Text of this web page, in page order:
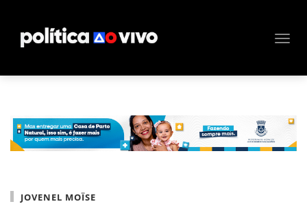
JOVENEL MOÏSE